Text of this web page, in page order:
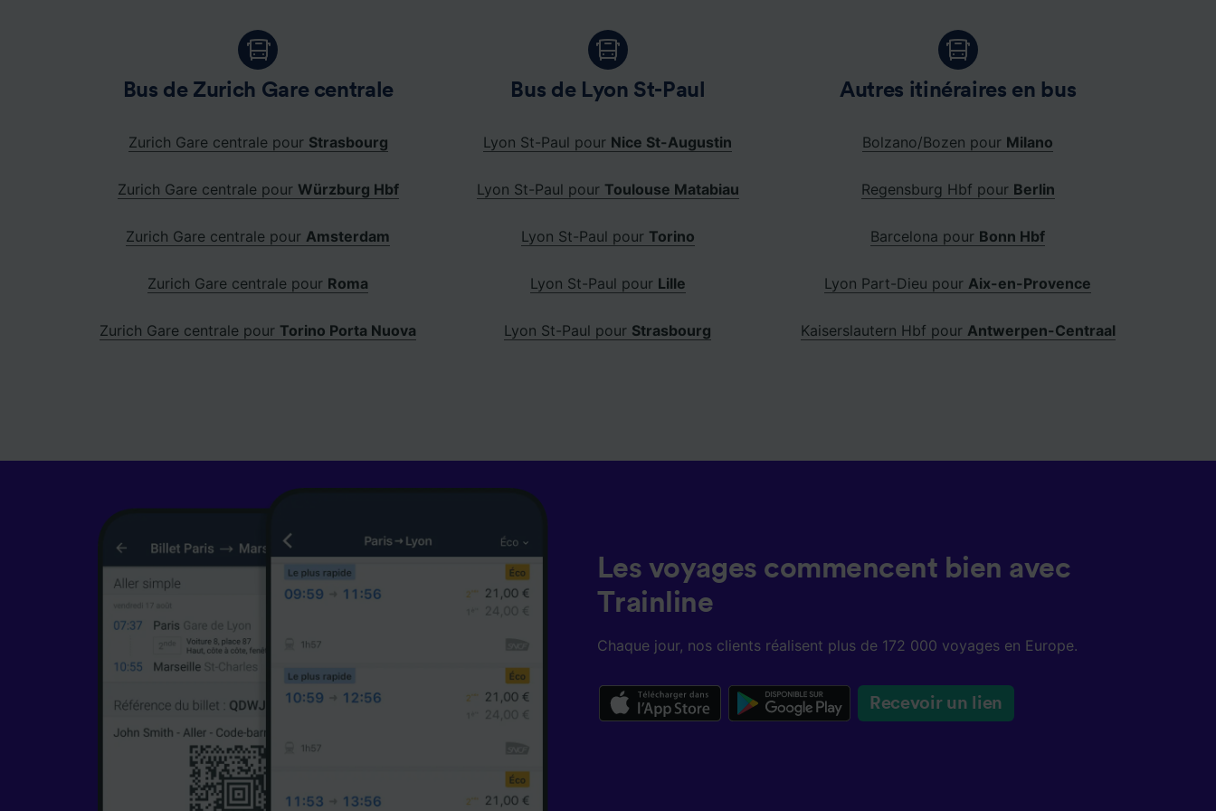
Bus de Zurich Gare centrale
Zurich Gare centrale pour Strasbourg
Zurich Gare centrale pour Würzburg Hbf
Zurich Gare centrale pourAmsterdam
Zurich Gare centrale pour Roma
Zurich Gare centrale pour Torino Porta Nuova
Bus de Lyon St-Paul
Lyon St-Paul pour Nice St-Augustin
Lyon St-Paul pour Toulouse Matabiau
Lyon St-Paul pour Torino
Lyon St-Paul pour Lille
Lyon St-Paul pour Strasbourg
Autres itinéraires en bus
Bolzano/Bozen pour Milano
Regensburg Hbf pour Berlin
Barcelona pour Bonn Hbf
Lyon Part-Dieu pourAix-en-Provence
Kaiserslautern Hbf pour Antwerpen-Centraal
Les voyages commencent bien avec
Trainline
Chaque jour, nos clients réalisent plus de 172 000 voyages en Europe.
Recevoir un lien